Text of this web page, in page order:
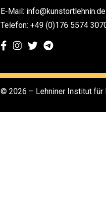
E-Mail: info@kunstortlehnin.de
Telefon: +49 (0)176 5574
© 2026 – Lehniner Institut für